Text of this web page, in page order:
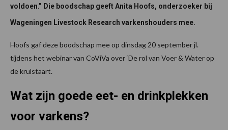
voldoen.” Die boodschap geeft Anita Hoofs, onderzoeker bij
Wageningen Livestock Research varkenshouders mee.
Hoofs gaf deze boodschap mee op dinsdag 20 september jl.
tijdens het webinar van CoViVa over ‘De rol van Voer & Water op
de krulstaart.
Wat zijn goede eet- en drinkplekken
voor varkens?